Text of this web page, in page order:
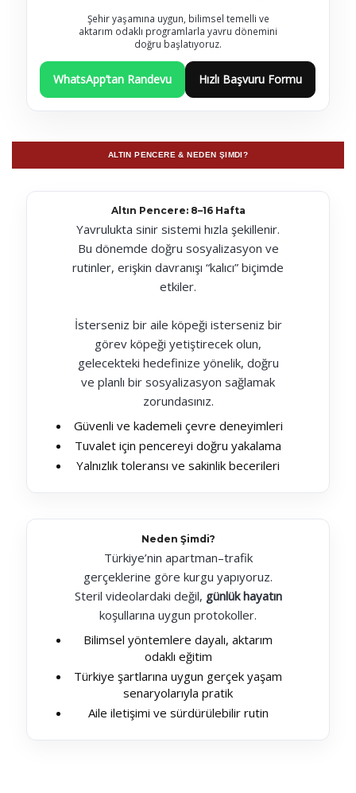
Şehir yaşamına uygun, bilimsel temelli ve
aktarım odaklı programlarla yavru dönemini
doğru başlatıyoruz.
WhatsApp’tan Randevu Hızlı Başvuru Formu
ALTIN PENCERE & NEDEN ŞIMDI?
Altın Pencere: 8–16 Hafta
Yavrulukta sinir sistemi hızla şekillenir.
Bu dönemde doğru sosyalizasyon ve
rutinler, erişkin davranışı “kalıcı” biçimde
etkiler.
İsterseniz bir aile köpeği isterseniz bir
görev köpeği yetiştirecek olun,
gelecekteki hedefinize yönelik, doğru
ve planlı bir sosyalizasyon sağlamak
zorundasınız.
Güvenli ve kademeli çevre deneyimleri
Tuvalet için pencereyi doğru yakalama
Yalnızlık toleransı ve sakinlik becerileri
Neden Şimdi?
Türkiye’nin apartman–trafik
gerçeklerine göre kurgu yapıyoruz.
Steril videolardaki değil, günlük hayatın
koşullarına uygun protokoller.
Bilimsel yöntemlere dayalı, aktarım
odaklı eğitim
Türkiye şartlarına uygun gerçek yaşam
senaryolarıyla pratik
Aile iletişimi ve sürdürülebilir rutin